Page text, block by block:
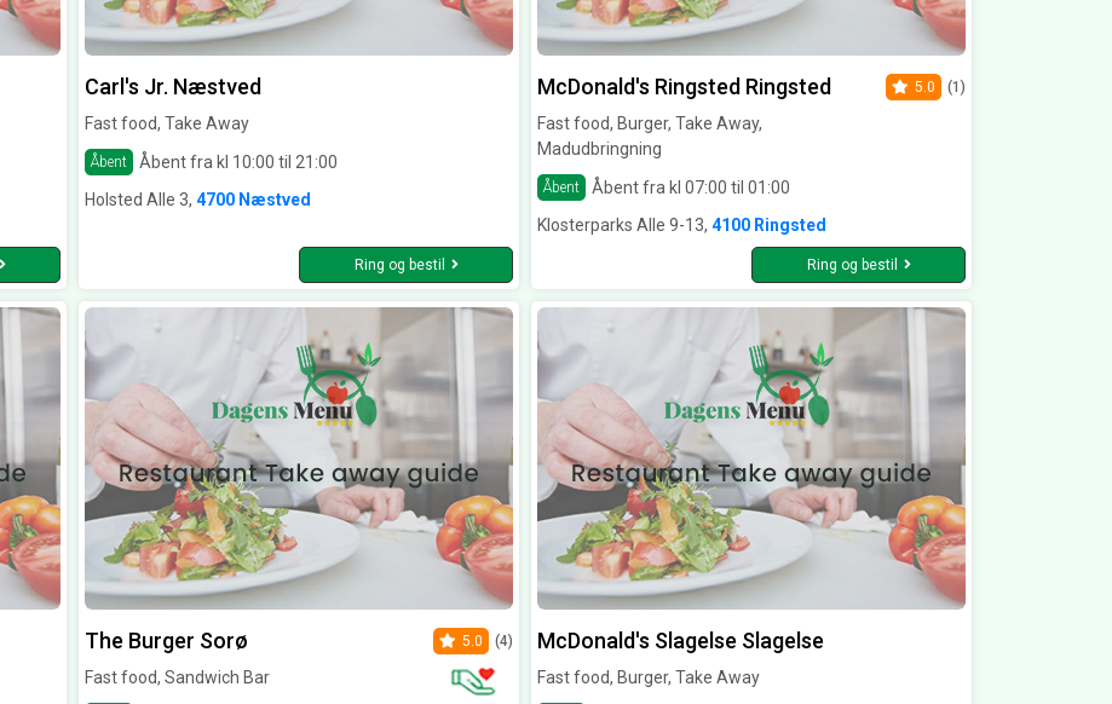
Carl's Jr. Næstved
Fast food, Take Away
Åbent
Åbent fra kl 10:00 til 21:00
Holsted Alle 3, 4700 Næstved
Ring og bestil
McDonald's Ringsted Ringsted
Fast food, Burger, Take Away,
Madudbringning
Åbent Åbent fra kl 07:00 til 01:00
5.0 (1)
Klosterparks Alle 9-13, 4100 Ringsted
Ring og bestil
The Burger Sorø
Fast food, Sandwich Bar
5.0 (4) McDonald's Slagelse Slagelse
Fast food, Burger, Take Away